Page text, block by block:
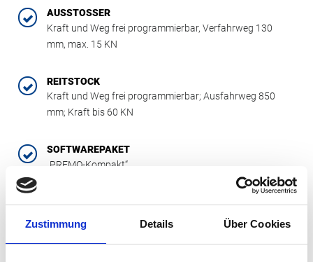
Zustimmung Details Über Cookies
AUSSTOSSER
Kraft und Weg frei programmierbar, Verfahrweg 130
mm, max. 15 KN
REITSTOCK
Kraft und Weg frei programmierbar; Ausfahrweg 850
mm; Kraft bis 60 KN
SOFTWAREPAKET
„PREMO-Kompakt“